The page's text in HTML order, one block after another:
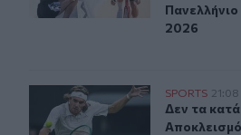
2026
Αποκλεισμός για τονSPORTS 21:08
Δεν τα
Δεν τα